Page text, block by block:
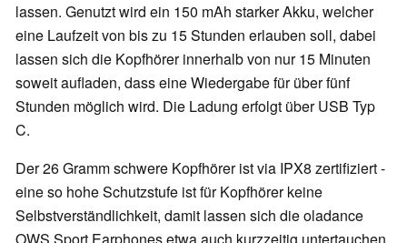
lassen. Genutzt wird ein 150 mAh starker Akku, welcher
eine Laufzeit von bis zu 15 Stunden erlauben soll, dabei
lassen sich die Kopfhörer innerhalb von nur 15 Minuten
soweit aufladen, dass eine Wiedergabe für über fünf
Stunden möglich wird. Die Ladung erfolgt über USB Typ
C.
Der 26 Gramm schwere Kopfhörer ist via IPX8 zertifiziert -
eine so hohe Schutzstufe ist für Kopfhörer keine
Selbstverständlichkeit, damit lassen sich die oladance